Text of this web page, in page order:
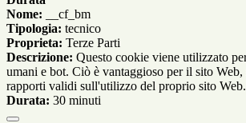
Nome: __cf_bm
Tipologia: tecnico
Proprieta: Terze Parti
Descrizione: Questo cookie viene utilizzato
umani e bot. Ciò è vantaggioso per il sito
rapporti validi sull'utilizzo del proprio sito Web.
Durata: 30 minuti